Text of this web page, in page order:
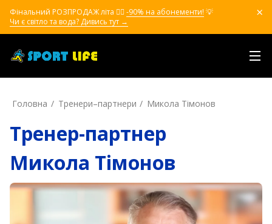
Фінальний РОЗПРОДАЖ літа ❤️‍🔥 -90% на абонементи! 💡
Чи є світло та вода? Дивись тут →
Головна Тренери–партнери Микола Тімонов
Тренер-партнер
Микола Тімонов